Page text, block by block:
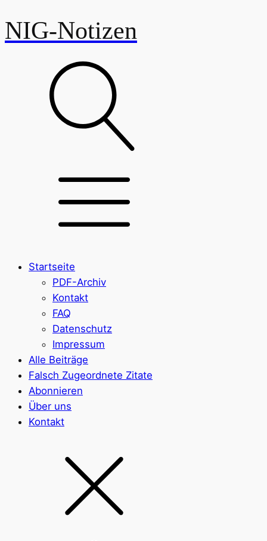
NIG-Notizen
Startseite
PDF-Archiv
Kontakt
FAQ
Datenschutz
Impressum
Alle Beiträge
Falsch Zugeordnete Zitate
Abonnieren
Über uns
Kontakt